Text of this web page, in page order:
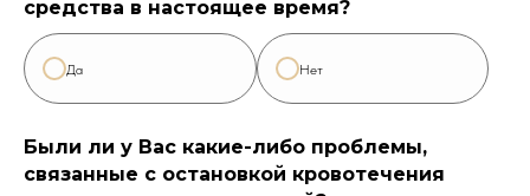
средства в настоящее время?
Да Нет
Были ли у Вас какие-либо проблемы,
связанные с остановкой кровотечения